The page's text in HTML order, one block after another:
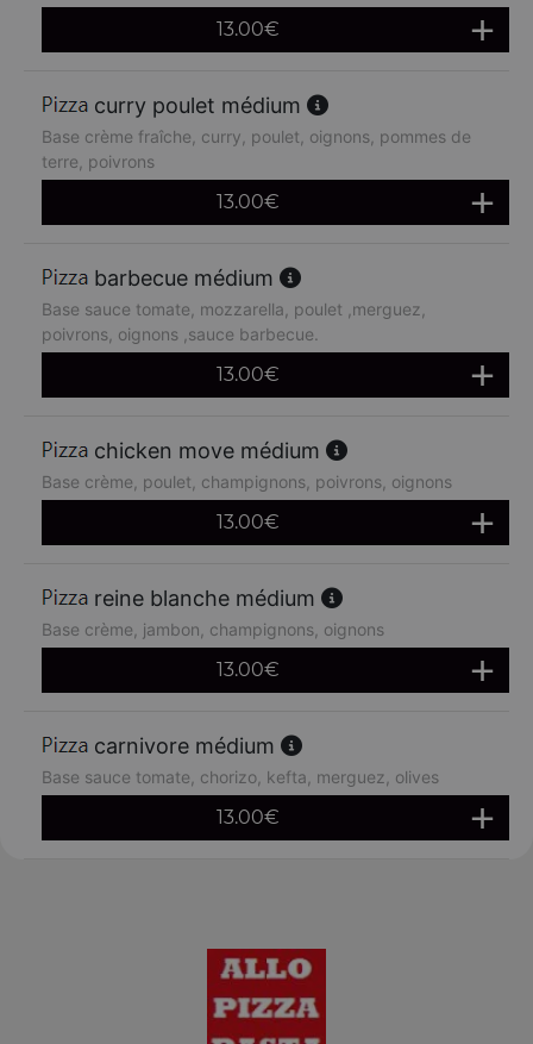
13.00€
curry poulet médium
Base crème fraîche, curry, poulet, oignons, pommes de
terre, poivrons
13.00€
barbecue médium
Base sauce tomate, mozzarella, poulet ,merguez,
poivrons, oignons ,sauce barbecue.
13.00€
chicken move médium
Base crème, poulet, champignons, poivrons, oignons
13.00€
reine blanche médium
Base crème, jambon, champignons, oignons
13.00€
carnivore médium
Base sauce tomate, chorizo, kefta, merguez, olives
13.00€